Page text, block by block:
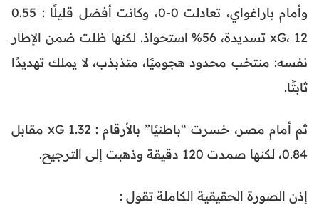
وأمام باراغواي، تعادلت 0-0، وكانت أفضل قليلًا : 0.55
xG، 12 تسديدة، 56% استحواذ. لكنها ظلت ضمن الإطار
نفسه: منتخب محدود هجوميًا، متذبذب، لا يملك تهديدًا
ثابتًا.
ثم أمام مصر، خسرت “باطنيًا” بالأرقام : 1.32 xG مقابل
0.84، لكنها صمدت 120 دقيقة وذهبت إلى الترجيح.
إذن الصورة الحقيقية الكاملة تقول :